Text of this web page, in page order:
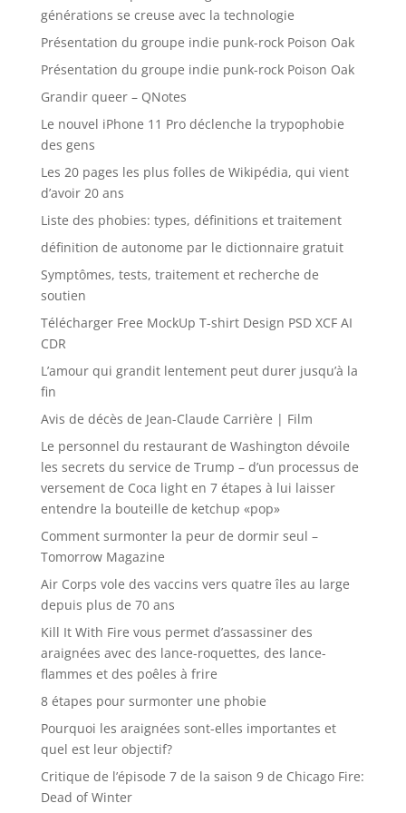
générations se creuse avec la technologie
Présentation du groupe indie punk-rock Poison Oak
Présentation du groupe indie punk-rock Poison Oak
Grandir queer – QNotes
Le nouvel iPhone 11 Pro déclenche la trypophobie
des gens
Les 20 pages les plus folles de Wikipédia, qui vient
d’avoir 20 ans
Liste des phobies: types, définitions et traitement
définition de autonome par le dictionnaire gratuit
Symptômes, tests, traitement et recherche de
soutien
Télécharger Free MockUp T-shirt Design PSD XCF AI
CDR
L’amour qui grandit lentement peut durer jusqu’à la
fin
Avis de décès de Jean-Claude Carrière | Film
Le personnel du restaurant de Washington dévoile
les secrets du service de Trump – d’un processus de
versement de Coca light en 7 étapes à lui laisser
entendre la bouteille de ketchup «pop»
Comment surmonter la peur de dormir seul –
Tomorrow Magazine
Air Corps vole des vaccins vers quatre îles au large
depuis plus de 70 ans
Kill It With Fire vous permet d’assassiner des
araignées avec des lance-roquettes, des lance-
flammes et des poêles à frire
8 étapes pour surmonter une phobie
Pourquoi les araignées sont-elles importantes et
quel est leur objectif?
Critique de l’épisode 7 de la saison 9 de Chicago Fire:
Dead of Winter